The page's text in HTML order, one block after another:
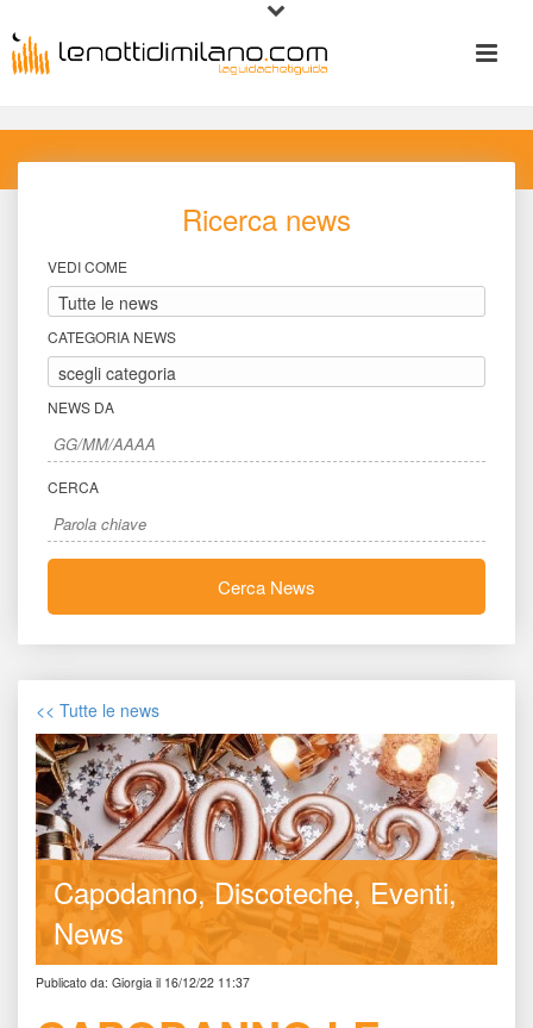
Ricerca new
VEDI COME
CATEGORIA NEWS
NEWS DA
CERCA
Cerca New
<< Tutte le new
Capodanno Discoteche Eventi
New
Publicato da: Giorgia il 16/12/22 11:37